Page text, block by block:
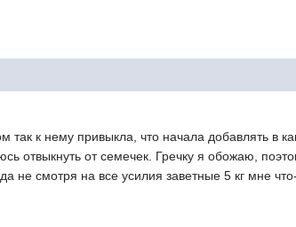
так к нему привыкла, что начала добавлять в
отвыкнуть от семечек. Гречку я обожаю,
не смотря на все усилия заветные 5 кг мне